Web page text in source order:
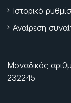
Ιστορικό
Αναίρεση
Μοναδικός
232245